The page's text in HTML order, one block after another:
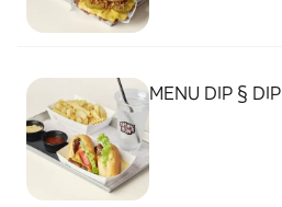
MENU DIP § DIP